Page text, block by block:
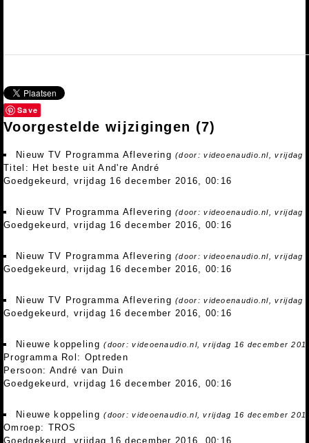
Save
Voorgestelde wijzigingen (7)
Nieuw TV Programma Aflevering(door: videoenaudio.nl, vrijdag
Titel: Het beste uit And're André
Goedgekeurd, vrijdag 16 december 2016, 00:16
Nieuw TV Programma Aflevering(door: videoenaudio.nl, vrijdag
Goedgekeurd, vrijdag 16 december 2016, 00:16
Nieuw TV Programma Aflevering(door: videoenaudio.nl, vrijdag
Goedgekeurd, vrijdag 16 december 2016, 00:16
Nieuw TV Programma Aflevering(door: videoenaudio.nl, vrijdag
Goedgekeurd, vrijdag 16 december 2016, 00:16
Nieuwe koppeling(door: videoenaudio.nl, vrijdag 16 december
Programma Rol: Optreden
Persoon: André van Duin
Goedgekeurd, vrijdag 16 december 2016, 00:16
Nieuwe koppeling(door: videoenaudio.nl, vrijdag 16 december
Omroep: TROS
Goedgekeurd, vrijdag 16 december 2016, 00:16